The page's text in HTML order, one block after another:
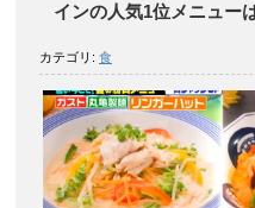
インの人気1位メニュー
カテゴリ: 食